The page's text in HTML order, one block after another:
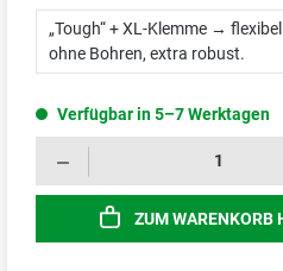
„Tough“ + XL-Klemme →
ohne Bohren, extra robust.
Verfügbar in 5–7 Werktagen
ZUM WARENKORB